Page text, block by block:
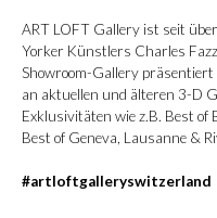
ART LOFT Gallery ist seit
Yorker Künstlers Charles
Showroom-Gallery
an aktuellen und älteren 3-D
Exklusivitäten wie z.B. Best of
Best of Geneva, Lausanne &
#artloftgalleryswitzerland